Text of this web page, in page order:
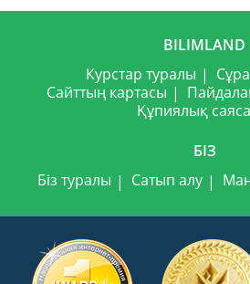
BILIMLAND
Курстар туралы
Сайттың картасы
Құпиялық
БІЗ
Біз туралы
Сатып алу